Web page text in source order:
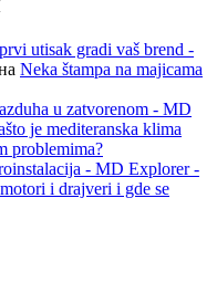
utisak gradi vaš brend -
Neka štampa na majicama
u zatvorenom - MD
je mediteranska klima
problemima?
- MD Explorer -
i drajveri i gde se